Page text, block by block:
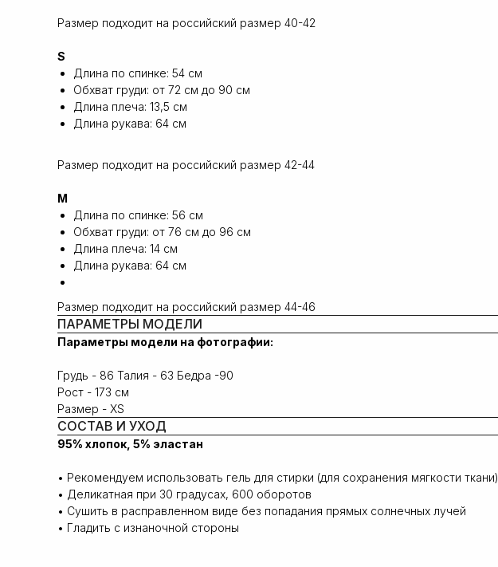
Размер подходит на российский размер 40-42
S
Длина по спинке: 54 см
Обхват груди: от 72 см до 90 см
Длина плеча: 13,5 cм
Длина рукава: 64 cм
Размер подходит на российский размер 42-44
M
Длина по спинке: 56 см
Обхват груди: от 76 см до 96 см
Длина плеча: 14 cм
Длина рукава: 64 cм
Размер подходит на российский размер 44-46
ПАРАМЕТРЫ МОДЕЛИ
Параметры модели на фотографии:
Грудь - 86 Талия - 63 Бедра -90
Рост - 173 см
Размер - XS
СОСТАВ И УХОД
95% хлопок, 5% эластан
• Рекомендуем использовать гель для стирки (для сохранения мягкости ткани)
• Деликатная при 30 градусах, 600 оборотов
• Сушить в расправленном виде без попадания прямых солнечных лучей
• Гладить с изнаночной стороны